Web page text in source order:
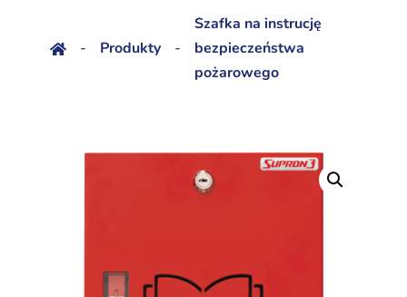
 - Produkty -
Szafka na instrucję
bezpieczeństwa
pożarowego